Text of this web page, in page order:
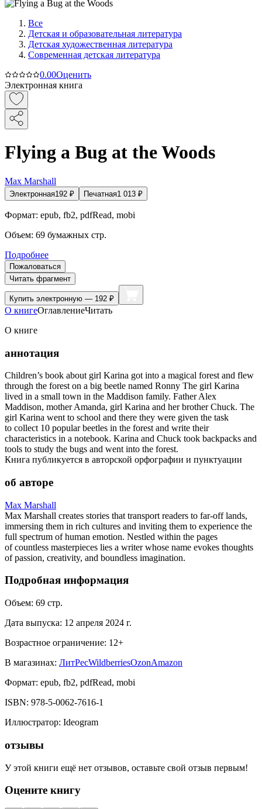
Все
Детская и образовательная литература
Детская художественная литература
Современная детская литература
0.00Оценить
Электронная книга
Flying a Bug at the Woods
Max Marshall
Электронная192 ₽ Печатная1 013 ₽
Формат: epub, fb2, pdfRead, mobi
Объем: 69 бумажных стр.
Подробнее
Пожаловаться
Читать фрагмент
Купить электронную — 192 ₽
О книгеОглавлениеЧитать
О книге
аннотация
Children’s book about girl Karina got into a magical forest and flew
through the forest on a big beetle named Ronny The girl Karina
lived in a small town in the Maddison family. Father Alex
Maddison, mother Amanda, girl Karina and her brother Chuck. The
girl Karina went to school and there they were given the task
to collect 10 popular beetles in the forest and write their
characteristics in a notebook. Karina and Chuck took backpacks and
tools to study the bugs and went into the forest.
Книга публикуется в авторской орфографии и пунктуации
об авторе
Max Marshall
Max Marshall creates stories that transport readers to far-off lands,
immersing them in rich cultures and inviting them to experience the
full spectrum of human emotion. Nestled within the pages
of countless masterpieces lies a writer whose name evokes thoughts
of passion, creativity, and boundless imagination.
Подробная информация
Объем: 69 стр.
Дата выпуска: 12 апреля 2024 г.
Возрастное ограничение: 12+
В магазинах: ЛитРесWildberriesOzonAmazon
Формат: epub, fb2, pdfRead, mobi
ISBN: 978-5-0062-7616-1
Иллюстратор: Ideogram
отзывы
У этой книги ещё нет отзывов, оставьте свой отзыв первым!
Оцените книгу